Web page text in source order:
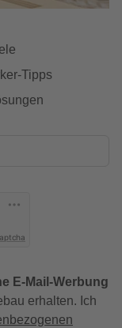
Tipps
E-Mail-Werbung
erhalten. Ich